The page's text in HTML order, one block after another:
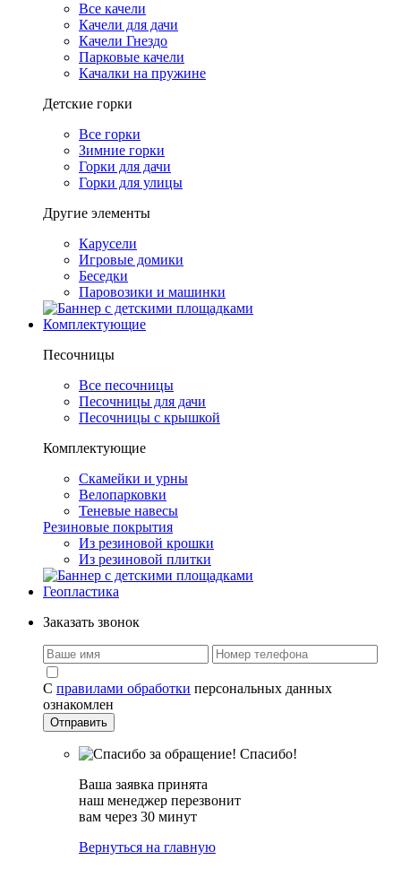
Все качели
Качели для дачи
Качели Гнездо
Парковые качели
Качалки на пружине
Детские горки
Все горки
Зимние горки
Горки для дачи
Горки для улицы
Другие элементы
Карусели
Игровые домики
Беседки
Паровозики и машинки
Комплектующие
Песочницы
Все песочницы
Песочницы для дачи
Песочницы с крышкой
Комплектующие
Скамейки и урны
Велопарковки
Теневые навесы
Резиновые покрытия
Из резиновой крошки
Из резиновой плитки
Геопластика
Заказать звонок
С правилами обработки персональных данных
ознакомлен
Спасибо!
Ваша заявка принята
наш менеджер перезвонит
вам через 30 минут
Вернуться на главную